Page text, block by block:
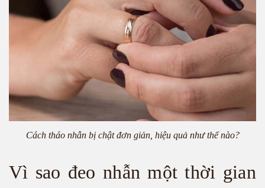
Cách tháo nhẫn bị chật đơn giản, hiệu quả như thế nào?
Vì sao đeo nhẫn một thời gian